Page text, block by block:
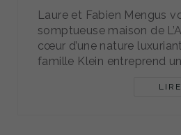
Laure et Fabien Mengus
somptueuse maison de
cœur d’une nature
famille Klein entreprend